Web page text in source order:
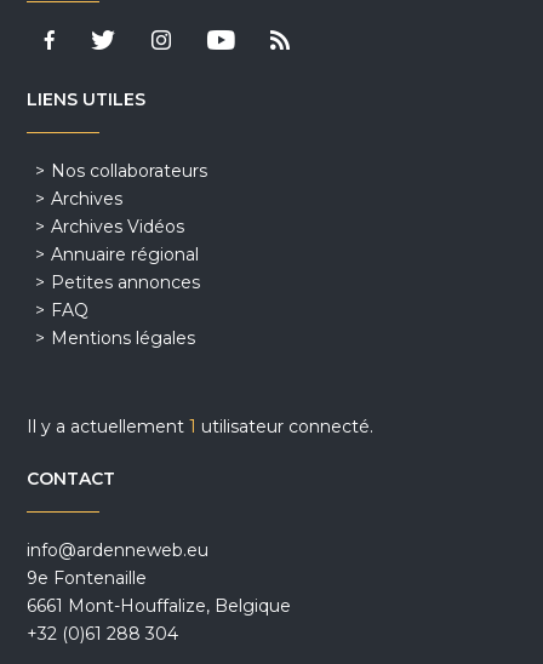
LIENS UTILES
Nos collaborateurs
Archives
Archives Vidéos
Annuaire régional
Petites annonces
FAQ
Mentions légales
Il y a actuellement1 utilisateur connecté.
CONTACT
info@ardenneweb.eu
9e Fontenaille
6661 Mont-Houffalize, Belgique
+32 (0)61 288 304